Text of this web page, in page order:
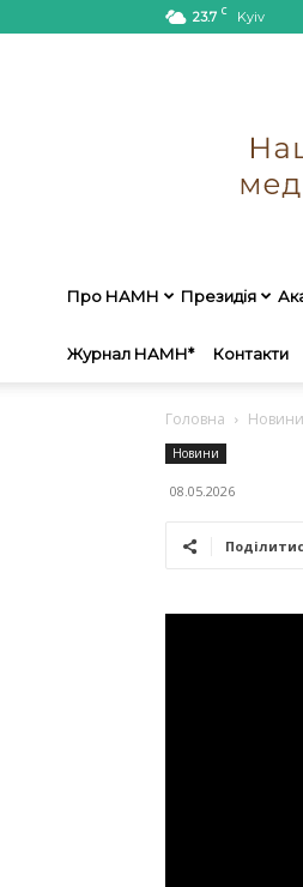
23.7 C Kyiv
Про НАМН Президія
Журнал НАМН* Контакти
Головна Новини
Новини
08.05.2026